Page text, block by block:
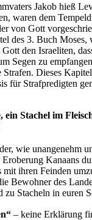
Jakob hieß
waren dem
von Gott
des 3. Buch Moses,
den Israeliten,
Segen zu
Strafen. Dieses
für Strafpredigten
Stachel im
wie unangenehm
Kanaans
ihren Feinden
Bewohner des
zu Stacheln in euren
– keine Erklärung